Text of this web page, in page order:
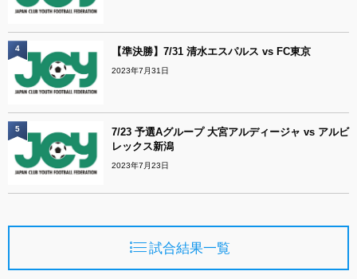
【準決勝】7/31 清水エスパルス vs FC東京
2023年7月31日
4
7/23 予選Aグループ 大宮アルディージャ vs アルビ
レックス新潟
2023年7月23日
5
試合結果一覧